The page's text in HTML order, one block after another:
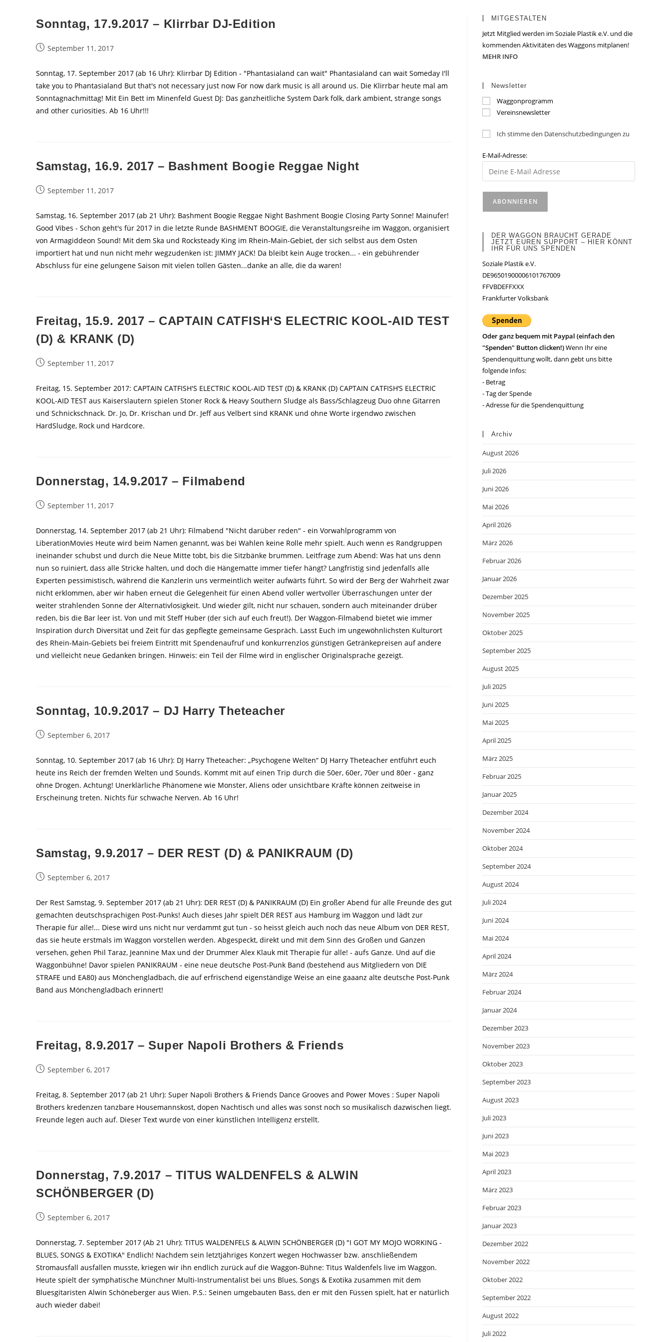
Sonntag, 17.9.2017 – Klirrbar DJ-Edition
BeitragSeptember 11, 2017
Sonntag, 17. September 2017 (ab 16 Uhr): Klirrbar DJ Edition - "Phantasialand can wait" Phantasialand can wait Someday I'll
take you to Phantasialand But that's not necessary just now For now dark music is all around us. Die Klirrbar heute mal am
Sonntagnachmittag! Mit Ein Bett im Minenfeld Guest DJ: Das ganzheitliche System Dark folk, dark ambient, strange songs
and other curiosities. Ab 16 Uhr!!!
Samstag, 16.9. 2017 – Bashment Boogie Reggae Night
BeitragSeptember 11, 2017
Samstag, 16. September 2017 (ab 21 Uhr): Bashment Boogie Reggae Night Bashment Boogie Closing Party Sonne! Mainufer!
Good Vibes - Schon geht's für 2017 in die letzte Runde BASHMENT BOOGIE, die Veranstaltungsreihe im Waggon, organisiert
von Armagiddeon Sound! Mit dem Ska und Rocksteady King im Rhein-Main-Gebiet, der sich selbst aus dem Osten
importiert hat und nun nicht mehr wegzudenken ist: JIMMY JACK! Da bleibt kein Auge trocken... - ein gebührender
Abschluss für eine gelungene Saison mit vielen tollen Gästen...danke an alle, die da waren!
Freitag, 15.9. 2017 – CAPTAIN CATFISH‘S ELECTRIC KOOL-AID TEST
(D) & KRANK (D)
BeitragSeptember 11, 2017
Freitag, 15. September 2017: CAPTAIN CATFISH'S ELECTRIC KOOL-AID TEST (D) & KRANK (D) CAPTAIN CATFISH‘S ELECTRIC
KOOL-AID TEST aus Kaiserslautern spielen Stoner Rock & Heavy Southern Sludge als Bass/Schlagzeug Duo ohne Gitarren
und Schnickschnack. Dr. Jo, Dr. Krischan und Dr. Jeff aus Velbert sind KRANK und ohne Worte irgendwo zwischen
HardSludge, Rock und Hardcore.
Donnerstag, 14.9.2017 – Filmabend
BeitragSeptember 11, 2017
Donnerstag, 14. September 2017 (ab 21 Uhr): Filmabend "Nicht darüber reden" - ein Vorwahlprogramm von
LiberationMovies Heute wird beim Namen genannt, was bei Wahlen keine Rolle mehr spielt. Auch wenn es Randgruppen
ineinander schubst und durch die Neue Mitte tobt, bis die Sitzbänke brummen. Leitfrage zum Abend: Was hat uns denn
nun so ruiniert, dass alle Stricke halten, und doch die Hängematte immer tiefer hängt? Langfristig sind jedenfalls alle
Experten pessimistisch, während die Kanzlerin uns vermeintlich weiter aufwärts führt. So wird der Berg der Wahrheit zwar
nicht erklommen, aber wir haben erneut die Gelegenheit für einen Abend voller wertvoller Überraschungen unter der
weiter strahlenden Sonne der Alternativlosigkeit. Und wieder gilt, nicht nur schauen, sondern auch miteinander drüber
reden, bis die Bar leer ist. Von und mit Steff Huber (der sich auf euch freut!). Der Waggon-Filmabend bietet wie immer
Inspiration durch Diversität und Zeit für das gepflegte gemeinsame Gespräch. Lasst Euch im ungewöhnlichsten Kulturort
des Rhein-Main-Gebiets bei freiem Eintritt mit Spendenaufruf und konkurrenzlos günstigen Getränkepreisen auf andere
und vielleicht neue Gedanken bringen. Hinweis: ein Teil der Filme wird in englischer Originalsprache gezeigt.
Sonntag, 10.9.2017 – DJ Harry Theteacher
BeitragSeptember 6, 2017
Sonntag, 10. September 2017 (ab 16 Uhr): DJ Harry Theteacher: „Psychogene Welten“ DJ Harry Theteacher entführt euch
heute ins Reich der fremden Welten und Sounds. Kommt mit auf einen Trip durch die 50er, 60er, 70er und 80er - ganz
ohne Drogen. Achtung! Unerklärliche Phänomene wie Monster, Aliens oder unsichtbare Kräfte können zeitweise in
Erscheinung treten. Nichts für schwache Nerven. Ab 16 Uhr!
Samstag, 9.9.2017 – DER REST (D) & PANIKRAUM (D)
BeitragSeptember 6, 2017
Der Rest Samstag, 9. September 2017 (ab 21 Uhr): DER REST (D) & PANIKRAUM (D) Ein großer Abend für alle Freunde des gut
gemachten deutschsprachigen Post-Punks! Auch dieses Jahr spielt DER REST aus Hamburg im Waggon und lädt zur
Therapie für alle!... Diese wird uns nicht nur verdammt gut tun - so heisst gleich auch noch das neue Album von DER REST,
das sie heute erstmals im Waggon vorstellen werden. Abgespeckt, direkt und mit dem Sinn des Großen und Ganzen
versehen, gehen Phil Taraz, Jeannine Max und der Drummer Alex Klauk mit Therapie für alle! - aufs Ganze. Und auf die
Waggonbühne! Davor spielen PANIKRAUM - eine neue deutsche Post-Punk Band (bestehend aus Mitgliedern von DIE
STRAFE und EA80) aus Mönchengladbach, die auf erfrischend eigenständige Weise an eine gaaanz alte deutsche Post-Punk
Band aus Mönchengladbach erinnert!
Freitag, 8.9.2017 – Super Napoli Brothers & Friends
BeitragSeptember 6, 2017
Freitag, 8. September 2017 (ab 21 Uhr): Super Napoli Brothers & Friends Dance Grooves and Power Moves : Super Napoli
Brothers kredenzen tanzbare Housemannskost, dopen Nachtisch und alles was sonst noch so musikalisch dazwischen liegt.
Freunde legen auch auf. Dieser Text wurde von einer künstlichen Intelligenz erstellt.
Donnerstag, 7.9.2017 – TITUS WALDENFELS & ALWIN
SCHÖNBERGER (D)
BeitragSeptember 6, 2017
Donnerstag, 7. September 2017 (Ab 21 Uhr): TITUS WALDENFELS & ALWIN SCHÖNBERGER (D) "I GOT MY MOJO WORKING -
BLUES, SONGS & EXOTIKA" Endlich! Nachdem sein letztjähriges Konzert wegen Hochwasser bzw. anschließendem
Stromausfall ausfallen musste, kriegen wir ihn endlich zurück auf die Waggon-Bühne: Titus Waldenfels live im Waggon.
Heute spielt der symphatische Münchner Multi-Instrumentalist bei uns Blues, Songs & Exotika zusammen mit dem
Bluesgitaristen Alwin Schöneberger aus Wien. P.S.: Seinen umgebauten Bass, den er mit den Füssen spielt, hat er natürlich
auch wieder dabei!
MITGESTALTEN
Jetzt Mitglied werden im Soziale Plastik e.V. und die
kommenden Aktivitäten des Waggons mitplanen!
MEHR INFO
Newsletter
Waggonprogramm
Vereinsnewsletter
Ich stimme den Datenschutzbedingungen zu
E-Mail-Adresse:
DER WAGGON BRAUCHT GERADE
JETZT EUREN SUPPORT – HIER KÖNNT
IHR FÜR UNS SPENDEN
Soziale Plastik e.V.
DE96501900006101767009
FFVBDEFFXXX
Frankfurter Volksbank
Oder ganz bequem mit Paypal (einfach den
"Spenden" Button clicken!)Wenn Ihr eine
Spendenquittung wollt, dann gebt uns bitte
folgende Infos:
- Betrag
- Tag der Spende
- Adresse für die Spendenquittung
Archiv
August 2026
Juli 2026
Juni 2026
Mai 2026
April 2026
März 2026
Februar 2026
Januar 2026
Dezember 2025
November 2025
Oktober 2025
September 2025
August 2025
Juli 2025
Juni 2025
Mai 2025
April 2025
März 2025
Februar 2025
Januar 2025
Dezember 2024
November 2024
Oktober 2024
September 2024
August 2024
Juli 2024
Juni 2024
Mai 2024
April 2024
März 2024
Februar 2024
Januar 2024
Dezember 2023
November 2023
Oktober 2023
September 2023
August 2023
Juli 2023
Juni 2023
Mai 2023
April 2023
März 2023
Februar 2023
Januar 2023
Dezember 2022
November 2022
Oktober 2022
September 2022
August 2022
Juli 2022